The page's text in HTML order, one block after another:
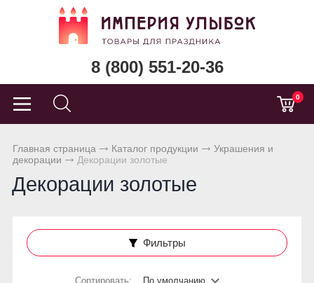
8 (800) 551-20-36
0
Главная страница Каталог продукции
Украшения и
декорации
Декорации золотые
Декорации золотые
Фильтры
Сортировать:
По умолчанию